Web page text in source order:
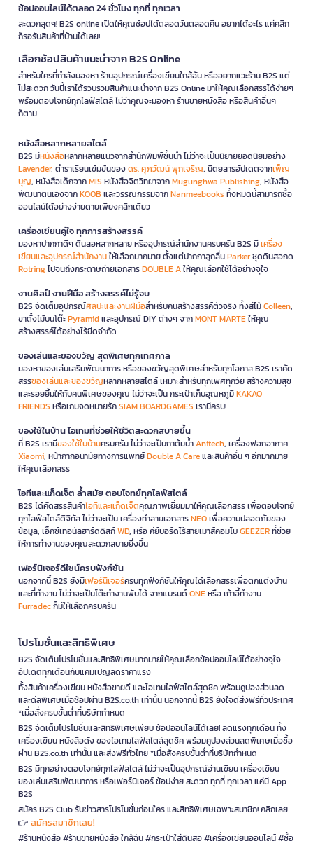
ช้อปออนไลน์ได้ตลอด 24 ชั่วโมง ทุกที่ ทุกเวลา
สะดวกสุดๆ! B2S online เปิดให้คุณช้อปได้ตลอดวันตลอดคืน อยากได้อะไร แค่คลิก
ก็รอรับสินค้าที่บ้านได้เลย!
เลือกช้อปสินค้าแนะนำจาก B2S Online
สำหรับใครที่กำลังมองหา ร้านอุปกรณ์เครื่องเขียนใกล้ฉัน หรืออยากแวะร้าน B2S แต่
ไม่สะดวก วันนี้เราได้รวบรวมสินค้าแนะนำจาก B2S Online มาให้คุณเลือกสรรได้ง่ายๆ
พร้อมตอบโจทย์ทุกไลฟ์สไตล์ ไม่ว่าคุณจะมองหา ร้านขายหนังสือ หรือสินค้าอื่นๆ
ก็ตาม
หนังสือหลากหลายสไตล์
B2S มีหนังสือหลากหลายแนวจากสำนักพิมพ์ชั้นนำ ไม่ว่าจะเป็นนิยายยอดนิยมอย่าง
Lavender, ตำราเรียนเข้มข้นของดร. ศุภวัฒน์ พุกเจริญ, นิตยสารอัปเดตจากเพ็ญ
บุญ, หนังสือเด็กจากMIS หนังสือจิตวิทยาจากMugunghwa Publishing, หนังสือ
พัฒนาตนเองจากKOOB และวรรณกรรมจากNanmeebooks ทั้งหมดนี้สามารถซื้อ
ออนไลน์ได้อย่างง่ายดายเพียงคลิกเดียว
เครื่องเขียนคู่ใจ ทุกการสร้างสรรค์
มองหาปากกาดีๆ ดินสอหลากหลาย หรืออุปกรณ์สำนักงานครบครัน B2S มีเครื่อง
เขียนและอุปกรณ์สำนักงานให้เลือกมากมาย ตั้งแต่ปากกาลูกลื่นParkerชุดดินสอกด
Rotringไปจนถึงกระดาษถ่ายเอกสารDOUBLE Aให้คุณเลือกใช้ได้อย่างจุใจ
งานศิลป์ งานฝีมือ สร้างสรรค์ไม่รู้จบ
B2S จัดเต็มอุปกรณ์ศิลปะและงานฝีมือสำหรับคนสร้างสรรค์ตัวจริง ทั้งสีไม้Colleen,
ขาตั้งไม้บนโต๊ะPyramidและอุปกรณ์ DIY ต่างๆ จากMONT MARTEให้คุณ
สร้างสรรค์ได้อย่างไร้ขีดจำกัด
ของเล่นและของขวัญ สุดพิเศษทุกเทศกาล
มองหาของเล่นเสริมพัฒนาการ หรือของขวัญสุดพิเศษสำหรับทุกโอกาส B2S เราคัด
สรรของเล่นและของขวัญหลากหลายสไตล์ เหมาะสำหรับทุกเพศทุกวัย สร้างความสุข
และรอยยิ้มให้กับคนพิเศษของคุณ ไม่ว่าจะเป็น กระเป๋าเก็บอุณหภูมิKAKAO
FRIENDS หรือเกมจดหมายรักSIAM BOARDGAMES เรามีครบ!
ของใช้ในบ้าน ไอเทมที่ช่วยให้ชีวิตสะดวกสบายขึ้น
ที่ B2S เรามีของใช้ในบ้านครบครัน ไม่ว่าจะเป็นกาต้มน้ำAnitech, เครื่องฟอกอากาศ
Xiaomi, หน้ากากอนามัยทางการแพทย์Double A Careและสินค้าอื่น ๆ อีกมากมาย
ให้คุณเลือกสรร
ไอทีและแก็ดเจ็ต ล้ำสมัย ตอบโจทย์ทุกไลฟ์สไตล์
B2S ได้คัดสรรสินค้าไอทีและแก็ดเจ็ตคุณภาพเยี่ยมมาให้คุณเลือกสรร เพื่อตอบโจทย์
ทุกไลฟ์สไตล์ดิจิทัล ไม่ว่าจะเป็น เครื่องทำลายเอกสารNEOเพื่อความปลอดภัยของ
ข้อมูล, เอ็กซ์เทอนัลฮาร์ดดิสก์WD, หรือ คีย์บอร์ดไร้สายเมาส์คอมโบGEEZERที่ช่วย
ให้การทำงานของคุณสะดวกสบายยิ่งขึ้น
เฟอร์นิเจอร์ดีไซน์ครบฟังก์ชั่น
นอกจากนี้ B2S ยังมีเฟอร์นิเจอร์ครบทุกฟังก์ชันให้คุณได้เลือกสรรเพื่อตกแต่งบ้าน
และที่ทำงาน ไม่ว่าจะเป็นโต๊ะทำงานพับได้ จากแบรนด์ONEหรือ เก้าอี้ทำงาน
Furradecก็มีให้เลือกครบครัน
โปรโมชั่นและสิทธิพิเศษ
B2S จัดเต็มโปรโมชั่นและสิทธิพิเศษมากมายให้คุณเลือกช้อปออนไลน์ได้อย่างจุใจ
อัปเดตทุกเดือนกับแคมเปญลดราคาแรง
ทั้งสินค้าเครื่องเขียน หนังสือขายดี และไอเทมไลฟ์สไตล์สุดชิค พร้อมคูปองส่วนลด
และดีลพิเศษเมื่อช้อปผ่าน B2S.co.th เท่านั้น นอกจากนี้ B2S ยังใจดีส่งฟรีทั่วประเทศ
*เมื่อสั่งครบขั้นต่ำที่บริษัทกำหนด
B2S จัดเต็มโปรโมชั่นและสิทธิพิเศษเพียบ ช้อปออนไลน์ได้เลย! ลดแรงทุกเดือน ทั้ง
เครื่องเขียน หนังสือดัง ของไอเทมไลฟ์สไตล์สุดชิค พร้อมคูปองส่วนลดพิเศษเมื่อซื้อ
ผ่าน B2S.co.th เท่านั้น และส่งฟรีทั่วไทย *เมื่อสั่งครบขั้นต่ำที่บริษัทกำหนด
B2S มีทุกอย่างตอบโจทย์ทุกไลฟ์สไตล์ ไม่ว่าจะเป็นอุปกรณ์อ่านเขียน เครื่องเขียน
ของเล่นเสริมพัฒนาการ หรือเฟอร์นิเจอร์ ช้อปง่าย สะดวก ทุกที่ ทุกเวลา แค่มี App
B2S
สมัคร B2S Club รับข่าวสารโปรโมชั่นก่อนใคร และสิทธิพิเศษเฉพาะสมาชิก! คลิกเลย
👉 สมัครสมาชิกเลย!
#ร้านหนังสือ #ร้านขายหนังสือ ใกล้ฉัน #กระเป๋าใส่ดินสอ #เครื่องเขียนออนไลน์ #ซื้อ